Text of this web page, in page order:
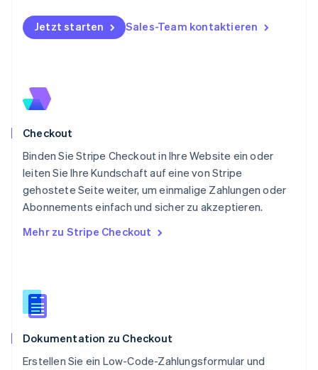
Jetzt starten Sales-Team kontaktieren
Checkout
Binden Sie Stripe Checkout in Ihre Website ein oder
leiten Sie Ihre Kundschaft auf eine von Stripe
gehostete Seite weiter, um einmalige Zahlungen oder
Abonnements einfach und sicher zu akzeptieren.
Mehr zu Stripe Checkout
Dokumentation zu Checkout
Erstellen Sie ein Low-Code-Zahlungsformular und
Österreich
DeutschEnglish
Português
Rumänien
Schweden
Schweiz
DeutschFrançaisItalianoEnglish
Singapur
English简体中文
English
China
English
EspañolEnglish
Thailand